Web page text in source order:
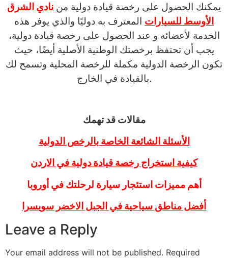
يمكنك الحصول على رخصة قيادة دولية من نادي الشرق
الأوسط للسيارات المعترف به دوليًا والذي يوفر هذه
الخدمة لأعضائه و عند الحصول على رخصة قيادة دولية،
يجب أن تحتفظ برخصتك الوطنية الأصلية أيضًا، حيث
تكون الرخصة الدولية مكملة للرخصة المحلية وتسمح لك
بالقيادة في الخارج.
مقالات قد تهمك
الأسئلة الشائعة الخاصة بالرخص الدولية
كيفية استخراج رخصة قيادة دولية في الاردن
أهم مميزات استئجار سيارة لرحلتك في أوروبا
أفضل مناطق سياحية في الجبل الاخضر سويسرا
Leave a Reply
Your email address will not be published. Required